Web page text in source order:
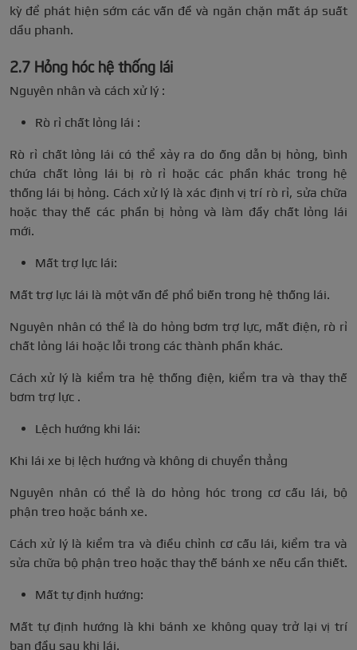
kỳ để phát hiện sớm các vấn đề và ngăn chặn mất áp suất
dầu phanh.
2.7 Hỏng hóc hệ thống lái
Nguyên nhân và cách xử lý :
Rò rỉ chất lỏng lái :
Rò rỉ chất lỏng lái có thể xảy ra do ống dẫn bị hỏng, bình
chứa chất lỏng lái bị rò rỉ hoặc các phần khác trong hệ
thống lái bị hỏng. Cách xử lý là xác định vị trí rò rỉ, sửa chữa
hoặc thay thế các phần bị hỏng và làm đầy chất lỏng lái
mới.
Mất trợ lực lái:
Mất trợ lực lái là một vấn đề phổ biến trong hệ thống lái.
Nguyên nhân có thể là do hỏng bơm trợ lực, mất điện, rò rỉ
chất lỏng lái hoặc lỗi trong các thành phần khác.
Cách xử lý là kiểm tra hệ thống điện, kiểm tra và thay thế
bơm trợ lực .
Lệch hướng khi lái:
Khi lái xe bị lệch hướng và không di chuyển thẳng
Nguyên nhân có thể là do hỏng hóc trong cơ cấu lái, bộ
phận treo hoặc bánh xe.
Cách xử lý là kiểm tra và điều chỉnh cơ cấu lái, kiểm tra và
sửa chữa bộ phận treo hoặc thay thế bánh xe nếu cần thiết.
Mất tự định hướng:
Mất tự định hướng là khi bánh xe không quay trở lại vị trí
ban đầu sau khi lái.